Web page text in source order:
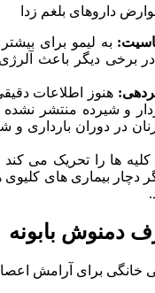
به لیمو برای
برخی دیگر باعث
هنوز اطلاعات
و شیرده منتشر نشده
در دوران بارداری
کلیه ها را تحریک می
دچار بیماری های
دمنوش بابونه